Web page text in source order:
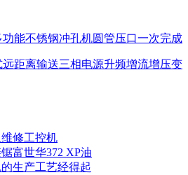
能不锈钢冲孔机圆管压口一次完成
距离输送三相电源升频增流增压变
修工控机
富世华372 XP油
生产工艺经得起